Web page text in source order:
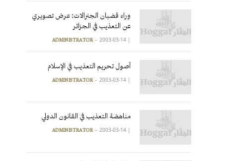
وراء قضبان الجنرالات: عرض تصويري
عن التعذيب في الجزائر
|
ADMINISTRATOR 2003-03-14
أصول تحريم التعذيب في الإسلام
|
ADMINISTRATOR 2003-03-14
مناهضة التعذيب في القانون الدولي
|
ADMINISTRATOR 2003-03-14